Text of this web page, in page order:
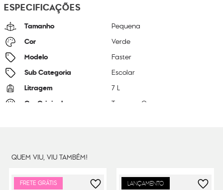
ESPECIFICAÇÕES
Tamanho Pequena
Cor Verde
Modelo Faster
Sub Categoria Escolar
Litragem 7 L
Cor Original Treasure Green
QUEM VIU, VIU TAMBÉM!
FRETE GRÁTIS LANÇAMENTO